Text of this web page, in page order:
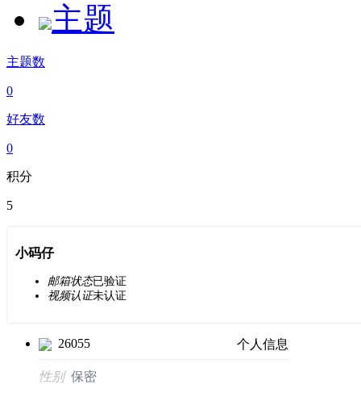
主题
主题数
0
好友数
0
积分
5
小码仔
邮箱状态已验证
视频认证未认证
26055 个人信息
性别 保密